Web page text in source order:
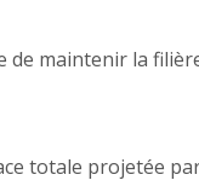
de maintenir la
totale projetée